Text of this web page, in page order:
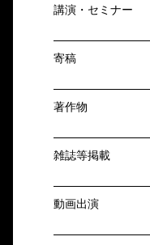
講演・セミナー
寄稿
著作物
雑誌等掲載
動画出演